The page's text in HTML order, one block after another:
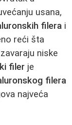
usana,
filera i
reći šta
niske
filer je
filera
najveća